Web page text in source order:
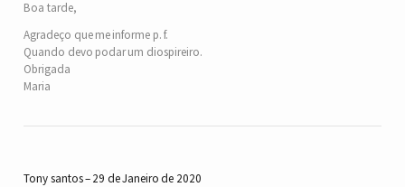
Boa tarde,
Agradeço que me informe p. f.
Quando devo podar um diospireiro.
Obrigada
Maria
Tony santos 29 de Janeiro de 2020